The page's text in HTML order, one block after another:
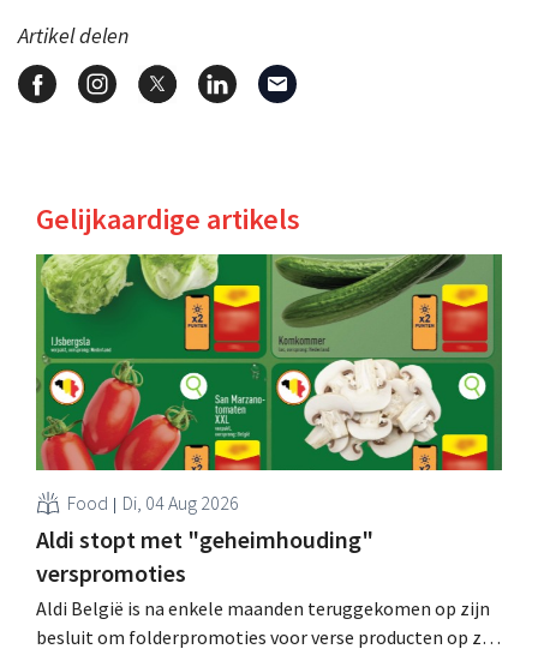
Artikel delen
Gelijkaardige artikels
Food Di, 04 Aug 2026
Aldi stopt met "geheimhouding"
verspromoties
Aldi België is na enkele maanden teruggekomen op zijn
besluit om folderpromoties voor verse producten op zijn